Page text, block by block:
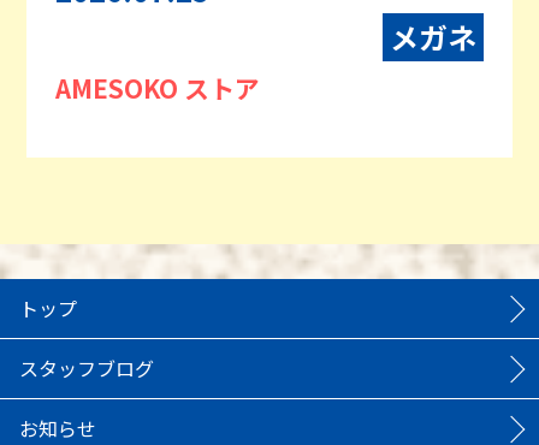
メガネ
AMESOKO ストア
トップ
スタッフブログ
お知らせ